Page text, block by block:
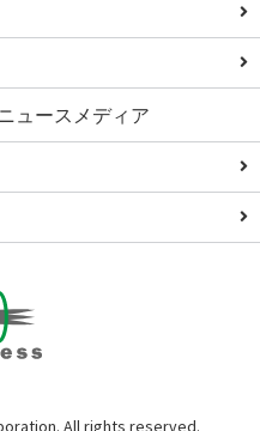
ュースメディア
All rights reserved.